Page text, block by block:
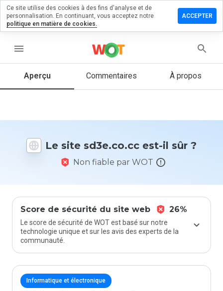
menu
Aperçu Commentaires À propos
Le site sd3e.co.cc est-il sûr ?
Non fiable par WOT
Score de sécurité du site web 26%
Le score de sécurité de WOT est basé sur notre
technologie unique et sur les avis des experts de la
communauté.
Informatique et électronique
un
1 et 5
vous à ce
Ce site utilise des cookies à des fins d'analyse et de
personnalisation. En continuant, vous acceptez notre
politique en matière de cookies.
ACCEPTER